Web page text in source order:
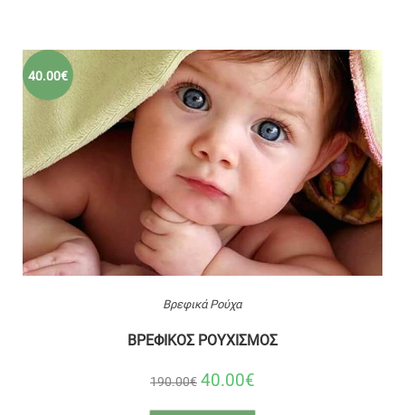
40.00€
Βρεφικά Ρούχα
ΒΡΕΦΙΚΟΣ ΡΟΥΧΙΣΜΟΣ
190.00€ 40.00€